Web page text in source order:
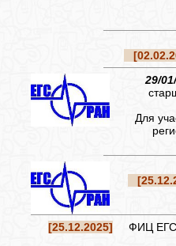
29/
Для
[25.12.2025] ФИЦ ЕГС